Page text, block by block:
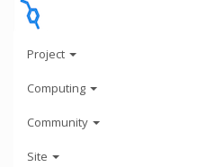
Project
Computing
Community
Site